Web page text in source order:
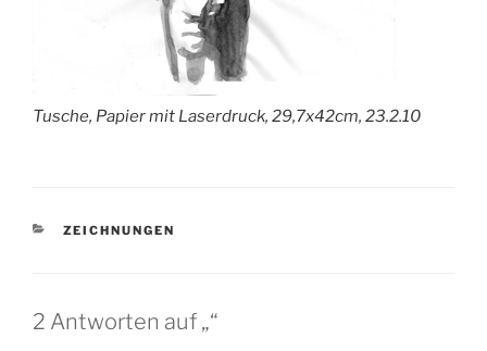
Tusche, Papier mit Laserdruck, 29,7x42cm, 23.2.10
KATEGORIEN
ZEICHNUNGEN
2 Antworten auf „“